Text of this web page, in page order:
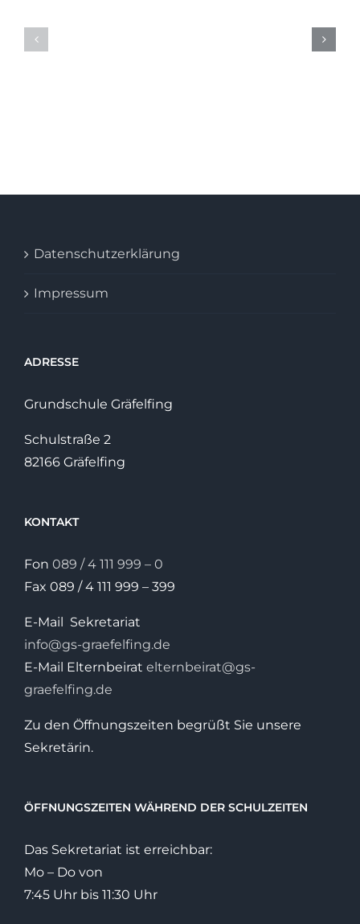
ganze
Datenschutzerklärung
Impressum
ADRESSE
Grundschule Gräfelfing
Schulstraße 2
82166 Gräfelfing
KONTAKT
Fon 089 / 4 111 999 – 0
Fax 089 / 4 111 999 – 399
E-Mail Sekretariat
info@gs-graefelfing.de
E-Mail Elternbeirat elternbeirat@gs-
graefelfing.de
Zu den Öffnungszeiten begrüßt Sie unsere
Sekretärin.
ÖFFNUNGSZEITEN WÄHREND DER SCHULZEITEN
Das Sekretariat ist erreichbar:
Mo – Do von
7:45 Uhr bis 11:30 Uhr